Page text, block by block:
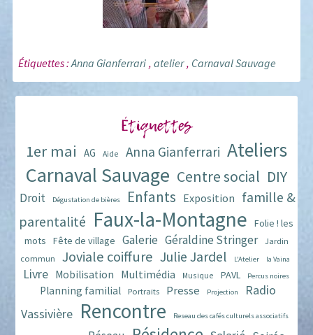
Étiquettes :Anna Gianferrari ,atelier , Carnaval Sauvage
Étiquettes
1er mai AG Aide Anna Gianferrari Ateliers
Carnaval Sauvage Centre social DIY
Droit Dégustation de bières Enfants Exposition famille &
parentalité Faux-la-Montagne
Folie ! les
mots
Fête de village Galerie Géraldine Stringer
Jardin
commun
Joviale coiffure Julie Jardel L'Atelier la Vaina
Livre Mobilisation Multimédia Musique PAVL Percus noires
Planning familial Portraits Presse Projection
Radio
Vassivière Rencontre Reseau des cafés culturels associatifs